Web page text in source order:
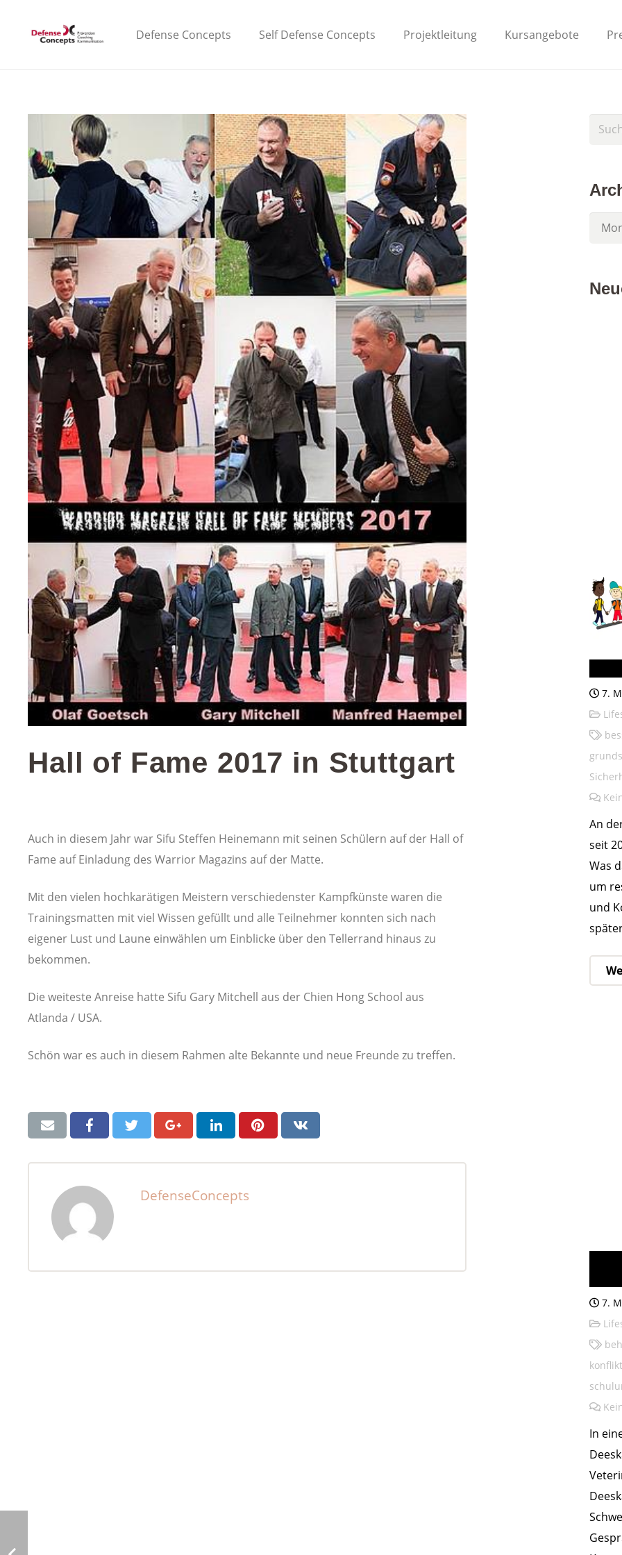
Defense Concepts Self Defense Concepts Projektleitung Kursangebote
Hall of Fame 2017 in Stuttgart
Auch in diesem Jahr war Sifu Steffen Heinemann mit seinen Schülern auf der Hall of
Fame auf Einladung des Warrior Magazins auf der Matte.
Mit den vielen hochkarätigen Meistern verschiedenster Kampfkünste waren die
Trainingsmatten mit viel Wissen gefüllt und alle Teilnehmer konnten sich nach
eigener Lust und Laune einwählen um Einblicke über den Tellerrand hinaus zu
bekommen.
Die weiteste Anreise hatte Sifu Gary Mitchell aus der Chien Hong School aus
Atlanda / USA.
Schön war es auch in diesem Rahmen alte Bekannte und neue Freunde zu treffen.
DefenseConcepts
Archiv
7.
An
seit
Was
um
und
7.
In